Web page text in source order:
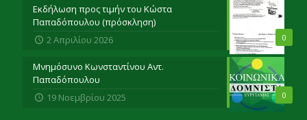
0
Εκδήλωση προς τιμήν του Κώστα
Παπαδόπουλου (πρόσκληση)
2 Απριλίου 2026
0
Μνημόσυνο Κωνσταντίνου Αντ.
Παπαδόπουλου
19 Νοεμβρίου 2025